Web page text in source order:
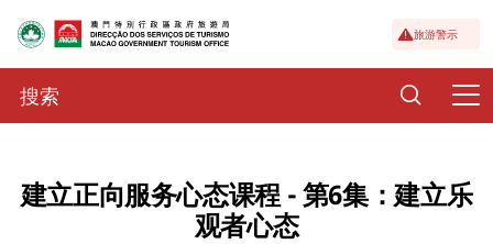
旅游警示
建立正向服务心态课程 - 第6集：建立乐
观者心态